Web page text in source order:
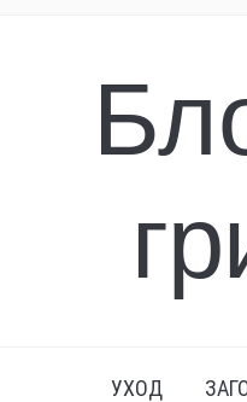
УХОД